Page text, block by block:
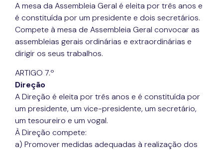
A mesa da Assembleia Geral é eleita por três anos e
é constituída por um presidente e dois secretários.
Compete à mesa de Assembleia Geral convocar as
assembleias gerais ordinárias e extraordinárias e
dirigir os seus trabalhos.
ARTIGO 7.º
Direção
A Direção é eleita por três anos e é constituída por
um presidente, um vice-presidente, um secretário,
um tesoureiro e um vogal.
À Direção compete:
a) Promover medidas adequadas à realização dos